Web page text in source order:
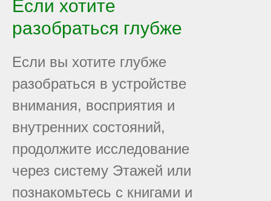
Если хотите
разобраться глубже
Если вы хотите глубже
разобраться в устройстве
внимания, восприятия и
внутренних состояний,
продолжите исследование
через систему Этажей или
познакомьтесь с книгами и